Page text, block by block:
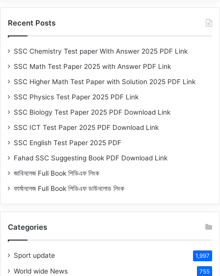
Recent Posts
SSC Chemistry Test paper With Answer 2025 PDF Link
SSC Math Test Paper 2025 with Answer PDF Link
SSC Higher Math Test Paper with Solution 2025 PDF Link
SSC Physics Test Paper 2025 PDF Link
SSC Biology Test Paper 2025 PDF Download Link
SSC ICT Test Paper 2025 PDF Download Link
SSC English Test Paper 2025 PDF
Fahad SSC Suggesting Book PDF Download Link
জাবিনলেজ Full Book পিডিএফ লিংক
ফার্মানলেজ Full Book পিডিএফ ডাউনলোড লিংক
Categories
Sport update 1,997
World wide News 755